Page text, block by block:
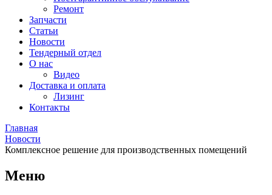
Ремонт
Запчасти
Статьи
Новости
Тендерный отдел
О нас
Видео
Доставка и оплата
Лизинг
Контакты
Главная
Новости
Комплексное решение для производственных помещений
Меню